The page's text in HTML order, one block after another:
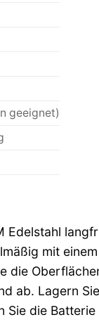
geeignet)
mit
die
ab. Lagern
die